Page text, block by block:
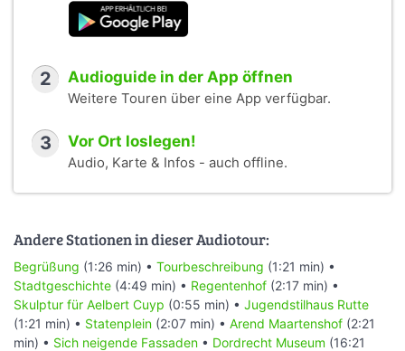
2 Audioguide in der App öffnen
Weitere Touren über eine App verfügbar.
3 Vor Ort loslegen!
Audio, Karte & Infos - auch offline.
Andere Stationen in dieser Audiotour:
Begrüßung (1:26 min) • Tourbeschreibung (1:21 min) •
Stadtgeschichte (4:49 min) • Regentenhof (2:17 min) •
Skulptur für Aelbert Cuyp (0:55 min) • Jugendstilhaus Rutte
(1:21 min) • Statenplein (2:07 min) • Arend Maartenshof (2:21
min) • Sich neigende Fassaden • Dordrecht Museum (16:21